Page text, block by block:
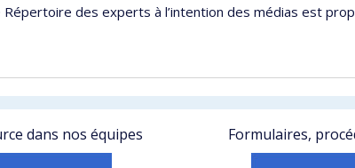
Répertoire des experts à l’intention des médias est
dans nos équipes Formulaires,